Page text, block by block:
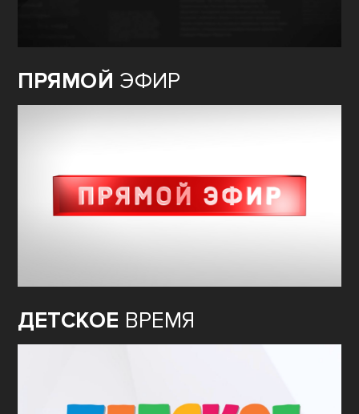
ПРЯМОЙ ЭФИР
ДЕТСКОЕ ВРЕМЯ